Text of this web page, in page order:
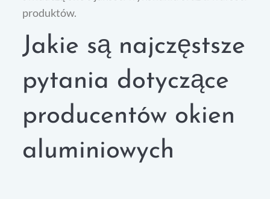
produktów.
Jakie są najczęstsze
pytania dotyczące
producentów okien
aluminiowych